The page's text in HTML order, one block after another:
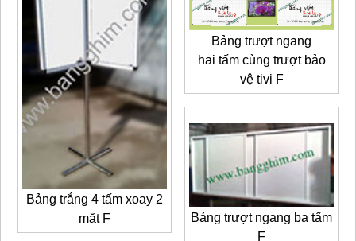
Bảng trắng 4 tấm xoay 2
mặt F
Bảng trượt ngang
hai tấm cùng trượt bảo
vệ tivi F
Bảng trượt ngang ba tấm
F